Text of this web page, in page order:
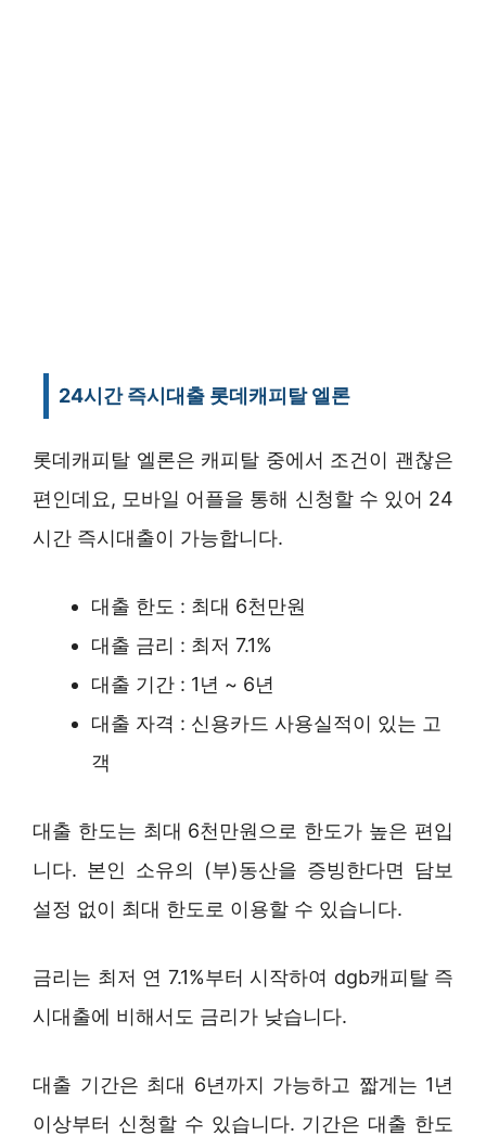
24시간 즉시대출 롯데캐피탈 엘론
롯데캐피탈 엘론은 캐피탈 중에서 조건이 괜찮은
편인데요, 모바일 어플을 통해 신청할 수 있어 24
시간 즉시대출이 가능합니다.
대출 한도 : 최대 6천만원
대출 금리 : 최저 7.1%
대출 기간 : 1년 ~ 6년
대출 자격 : 신용카드 사용실적이 있는 고
객
대출 한도는 최대 6천만원으로 한도가 높은 편입
니다. 본인 소유의 (부)동산을 증빙한다면 담보
설정 없이 최대 한도로 이용할 수 있습니다.
금리는 최저 연 7.1%부터 시작하여 dgb캐피탈 즉
시대출에 비해서도 금리가 낮습니다.
대출 기간은 최대 6년까지 가능하고 짧게는 1년
이상부터 신청할 수 있습니다. 기간은 대출 한도